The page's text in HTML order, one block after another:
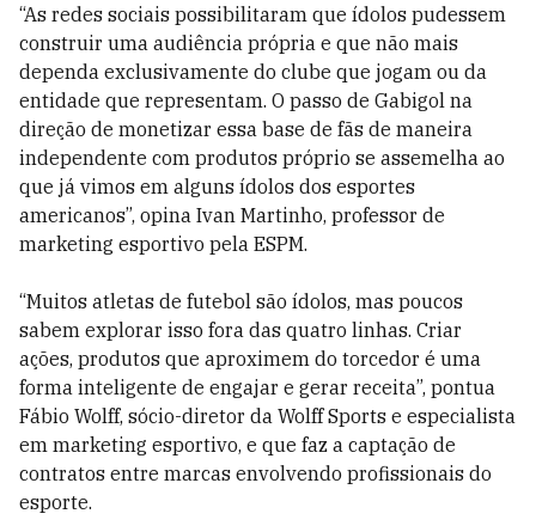
“As redes sociais possibilitaram que ídolos pudessem
construir uma audiência própria e que não mais
dependa exclusivamente do clube que jogam ou da
entidade que representam. O passo de Gabigol na
direção de monetizar essa base de fãs de maneira
independente com produtos próprio se assemelha ao
que já vimos em alguns ídolos dos esportes
americanos”, opina Ivan Martinho, professor de
marketing esportivo pela ESPM.
“Muitos atletas de futebol são ídolos, mas poucos
sabem explorar isso fora das quatro linhas. Criar
ações, produtos que aproximem do torcedor é uma
forma inteligente de engajar e gerar receita”, pontua
Fábio Wolff, sócio-diretor da Wolff Sports e especialista
em marketing esportivo, e que faz a captação de
contratos entre marcas envolvendo profissionais do
esporte.